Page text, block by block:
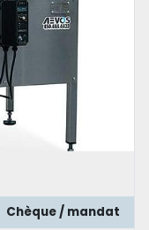
Chèque / mandat